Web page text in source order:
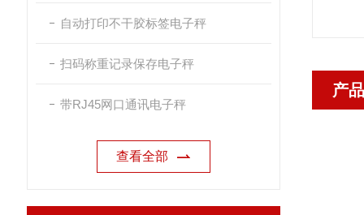
自动打印不干胶标签电子秤
扫码称重记录保存电子秤
带RJ45网口通讯电子秤
查看全部
产